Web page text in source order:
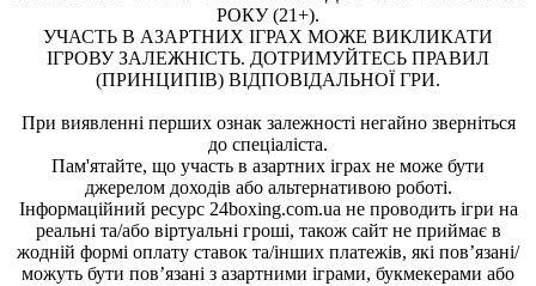
РОКУ (21+).
УЧАСТЬ В АЗАРТНИХ ІГРАХ МОЖЕ ВИКЛИКАТИ
ІГРОВУ ЗАЛЕЖНІСТЬ. ДОТРИМУЙТЕСЬ ПРАВИЛ
(ПРИНЦИПІВ) ВІДПОВІДАЛЬНОЇ ГРИ.
При виявленні перших ознак залежності негайно зверніться
до спеціаліста.
Пам'ятайте, що участь в азартних іграх не може бути
джерелом доходів або альтернативою роботі.
Інформаційний ресурс 24boxing.com.ua не проводить ігри на
реальні та/або віртуальні гроші, також сайт не приймає в
жодній формі оплату ставок та/інших платежів, які пов’язані/
можуть бути пов’язані з азартними іграми, букмекерами або